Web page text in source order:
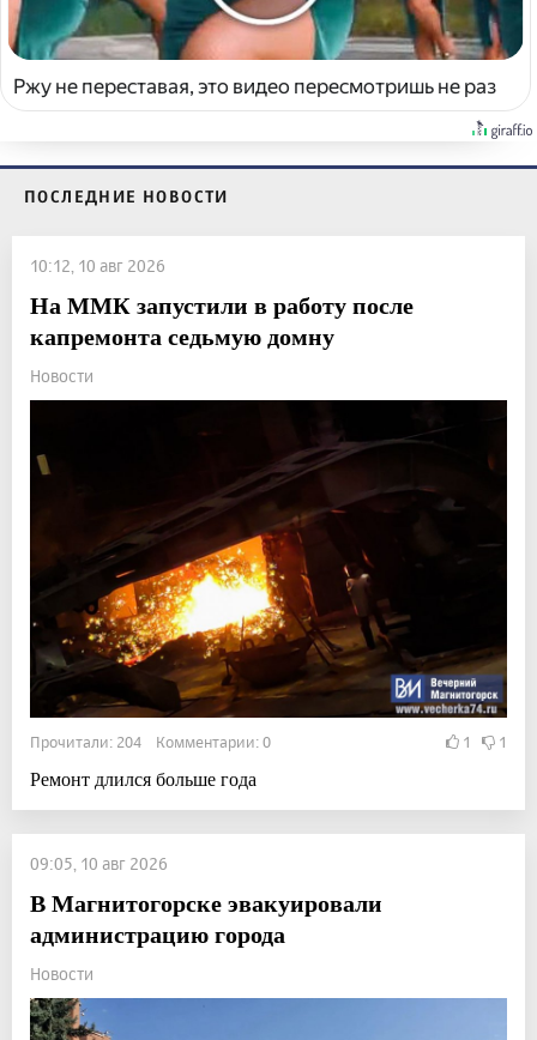
Ржу не переставая, это видео пересмотришь не раз
ПОСЛЕДНИЕ НОВОСТИ
10:12, 10 авг 2026
На ММК запустили в работу после
капремонта седьмую домну
Новости
Прочитали: 204 Комментарии: 0 1 1
Ремонт длился больше года
09:05, 10 авг 2026
В Магнитогорске эвакуировали
администрацию города
Новости